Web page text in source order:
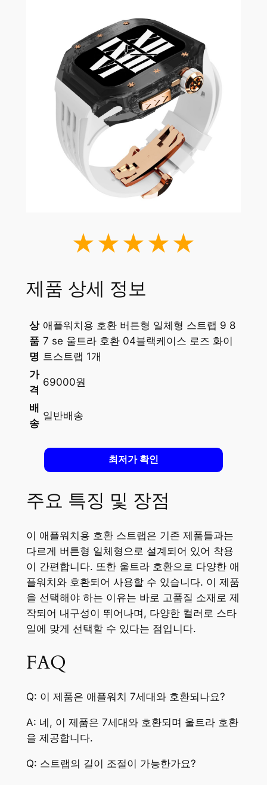
★★★★★
제품 상세 정보
상
품
명
애플워치용 호환 버튼형 일체형 스트랩 9 8
7 se 울트라 호환 04블랙케이스 로즈 화이
트스트랩 1개
가
격
69000원
배
송
일반배송
최저가 확인
주요 특징 및 장점
이 애플워치용 호환 스트랩은 기존 제품들과는
다르게 버튼형 일체형으로 설계되어 있어 착용
이 간편합니다. 또한 울트라 호환으로 다양한 애
플워치와 호환되어 사용할 수 있습니다. 이 제품
을 선택해야 하는 이유는 바로 고품질 소재로 제
작되어 내구성이 뛰어나며, 다양한 컬러로 스타
일에 맞게 선택할 수 있다는 점입니다.
FAQ
Q: 이 제품은 애플워치 7세대와 호환되나요?
A: 네, 이 제품은 7세대와 호환되며 울트라 호환
을 제공합니다.
Q: 스트랩의 길이 조절이 가능한가요?